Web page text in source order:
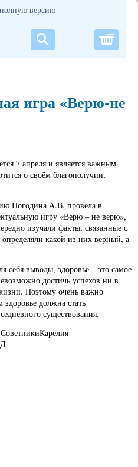
версию
игра «Верю-не
7 апреля и является важным
о своём благополучии,
Погодина А.В. провела в
игру «Верю – не верю»,
изучали факты, связанные с
какой из них верный, а
себя выводы, здоровье – это самое
достичь успехов ни в
Поэтому очень важно
должна стать
существования.